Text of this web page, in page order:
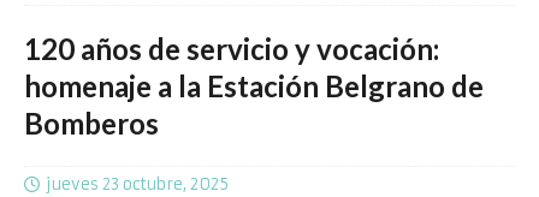
120 años de servicio y vocación:
homenaje a la Estación Belgrano de
Bomberos
jueves 23 octubre, 2025